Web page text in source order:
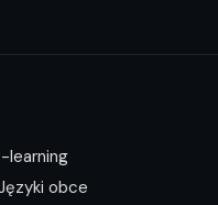
learning
obce